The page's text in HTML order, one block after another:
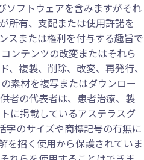
ソフトウェアを含みますがそれ
所有、支配または使用許諾を
スまたは権利を付与する趣旨で
ンテンツの改変またはそれら
複製、削除、改変、再発行、
素材を複写またはダウンロー
者の代表者は、患者治療、製
に掲載しているアステラスグ
字のサイズや商標記号の有無に
を招く使用から保護されていま